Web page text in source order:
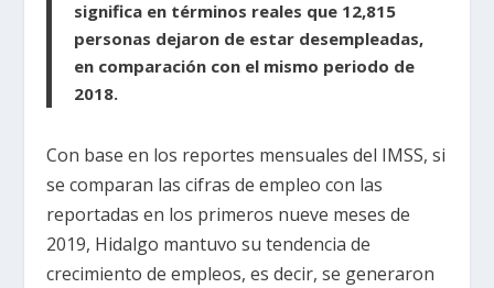
significa en términos reales que 12,815
personas dejaron de estar desempleadas,
en comparación con el mismo periodo de
2018.
Con base en los reportes mensuales del IMSS, si
se comparan las cifras de empleo con las
reportadas en los primeros nueve meses de
2019, Hidalgo mantuvo su tendencia de
crecimiento de empleos, es decir, se generaron